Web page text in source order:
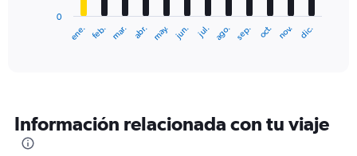
categories.
The
ene. feb. mar. abr. may. jun. jul. ago. sep. oct. nov. dic.
0
Información relacionada con tu viaje